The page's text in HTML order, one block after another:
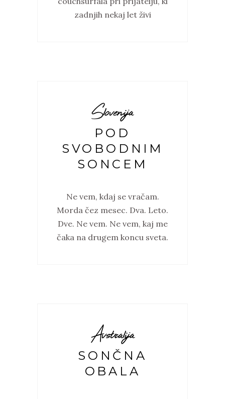
zadnjih nekaj let živi
Slovenija
POD
SVOBODNIM
SONCEM
Ne vem, kdaj se vračam.
Morda čez mesec. Dva. Leto.
Dve. Ne vem. Ne vem, kaj me
čaka na drugem koncu sveta.
Avstralija
SONČNA
OBALA